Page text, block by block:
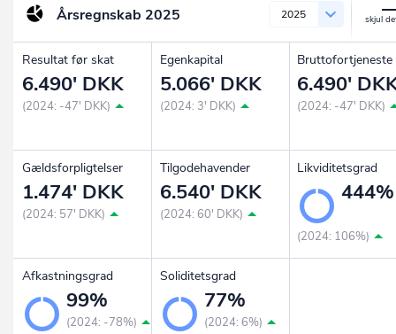
Årsregnskab 2025 2025
Resultat før skat
6.490' DKK
(2024: -47' DKK)
Egenkapital
5.066' DKK
(2024: 3' DKK)
Bruttofortjeneste
6.490'
(2024: -47' DKK)
Gældsforpligtelser
1.474' DKK
(2024: 57' DKK)
Tilgodehavender
6.540' DKK
(2024: 60' DKK)
Likviditetsgrad
444%
(2024: 106%)
Afkastningsgrad
99%
(2024: -78%)
Soliditetsgrad
77%
(2024: 6%)